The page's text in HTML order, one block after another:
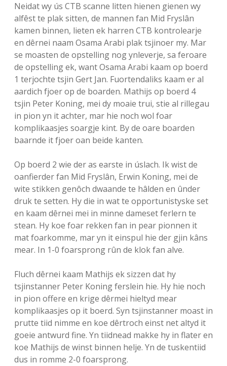
Neidat wy ús CTB scanne litten hienen gienen wy
alfêst te plak sitten, de mannen fan Mid Fryslân
kamen binnen, lieten ek harren CTB kontrolearje
en dêrnei naam Osama Arabi plak tsjinoer my. Mar
se moasten de opstelling nog ynleverje, sa feroare
de opstelling ek, want Osama Arabi kaam op boerd
1 terjochte tsjin Gert Jan. Fuortendaliks kaam er al
aardich fjoer op de boarden. Mathijs op boerd 4
tsjin Peter Koning, mei dy moaie trui, stie al rillegau
in pion yn it achter, mar hie noch wol foar
komplikaasjes soargje kint. By de oare boarden
baarnde it fjoer oan beide kanten.
Op boerd 2 wie der as earste in úslach. Ik wist de
oanfierder fan Mid Fryslân, Erwin Koning, mei de
wite stikken genôch dwaande te hâlden en ûnder
druk te setten. Hy die in wat te opportunistyske set
en kaam dêrnei mei in minne dameset ferlern te
stean. Hy koe foar rekken fan in pear pionnen it
mat foarkomme, mar yn it einspul hie der gjin kâns
mear. In 1-0 foarsprong rûn de klok fan alve.
Fluch dêrnei kaam Mathijs ek sizzen dat hy
tsjinstanner Peter Koning ferslein hie. Hy hie noch
in pion offere en krige dêrmei hieltyd mear
komplikaasjes op it boerd. Syn tsjinstanner moast in
prutte tiid nimme en koe dêrtroch einst net altyd it
goeie antwurd fine. Yn tiidnead makke hy in flater en
koe Mathijs de winst binnen helje. Yn de tuskentiid
dus in romme 2-0 foarsprong.